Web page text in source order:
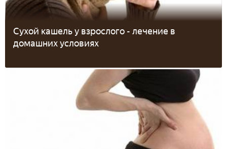
Сухой кашель у взрослого - лечение в
домашних условиях